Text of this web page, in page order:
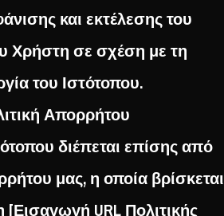
και εκτέλεσης του
Χρήστη σε σχέση με τη
του Ιστότοπου.
Απορρήτου
διέπεται επίσης από
μας, η οποία βρίσκεται
URL Πολιτικής